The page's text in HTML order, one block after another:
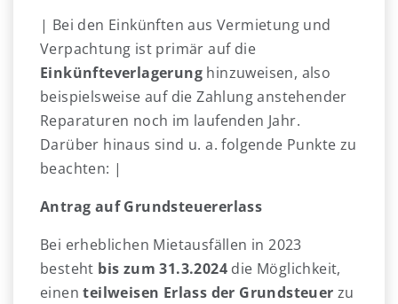
| Bei den Einkünften aus Vermietung und
Verpachtung ist primär auf die
Einkünfteverlagerung hinzuweisen, also
beispielsweise auf die Zahlung anstehender
Reparaturen noch im laufenden Jahr.
Darüber hinaus sind u. a. folgende Punkte zu
beachten: |
Antrag auf Grundsteuererlass
Bei erheblichen Mietausfällen in 2023
besteht bis zum 31.3.2024 die Möglichkeit,
einenteilweisen Erlass der Grundsteuer zu